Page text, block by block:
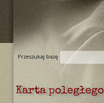
Przeszukaj bazę
Karta poległego